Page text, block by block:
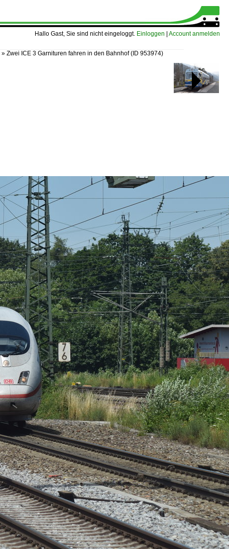
Hallo Gast, Sie sind nicht eingeloggt. Einloggen Account anmelden
» Zwei ICE 3 Garnituren fahren in den Bahnhof(ID 953974)